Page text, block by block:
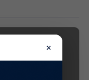
높은 보증금
×